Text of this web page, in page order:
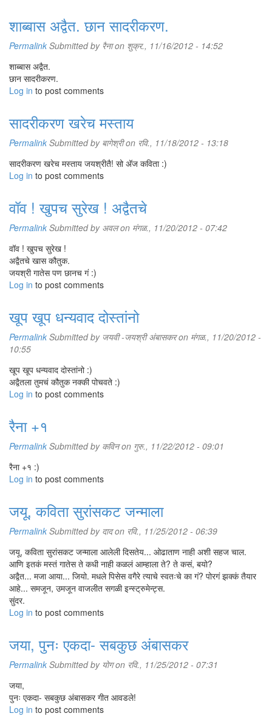
शाब्बास अद्वैत. छान सादरीकरण.
Permalink Submitted by रैनाon शुक्र., 11/16/2012 - 14:52
शाब्बास अद्वैत.
छान सादरीकरण.
Log in to post comments
सादरीकरण खरेच मस्ताय
Permalink Submitted by बागेश्रीon रवि., 11/18/2012 - 13:18
सादरीकरण खरेच मस्ताय जयश्रीतै! सो अ‍ॅज कविता :)
Log in to post comments
वॉव ! खुपच सुरेख ! अद्वैतचे
Permalink Submitted by अवलon मंगळ., 11/20/2012 - 07:42
वॉव ! खुपच सुरेख !
अद्वैतचे खास कौतुक.
जयश्री गातेस पण छानच गं :)
Log in to post comments
खूप खूप धन्यवाद दोस्तांनो
Permalink Submitted by जयवी -जयश्री अंबासकरon मंगळ., 11/20/2012 -
10:55
खूप खूप धन्यवाद दोस्तांनो :)
अद्वैतला तुमचं कौतुक नक्की पोचवते :)
Log in to post comments
रैना +१
Permalink Submitted by कविनon गुरु., 11/22/2012 - 09:01
रैना +१ :)
Log in to post comments
जयू, कविता सुरांसकट जन्माला
Permalink Submitted by दादon रवि., 11/25/2012 - 06:39
जयू, कविता सुरांसकट जन्माला आलेली दिसतेय... ओढाताण नाही अशी सहज चाल.
आणि इतकं मस्तं गातेस ते कधी नाही कळलं आम्हाला ते? ते कसं, बयो?
अद्वैत... मजा आया... जियो. मधले पिसेस वगैरे त्याचे स्वतःचे का गं? पोरगं झक्कं तैयार
आहे... समजून, उमजून वाजलीत सगळी इन्स्ट्रुमेन्ट्स.
सुंदर.
Log in to post comments
जया, पुनः एकदा- सबकुछ अंबासकर
Permalink Submitted by योगon रवि., 11/25/2012 - 07:31
जया,
पुनः एकदा- सबकुछ अंबासकर गीत आवडले!
Log in to post comments